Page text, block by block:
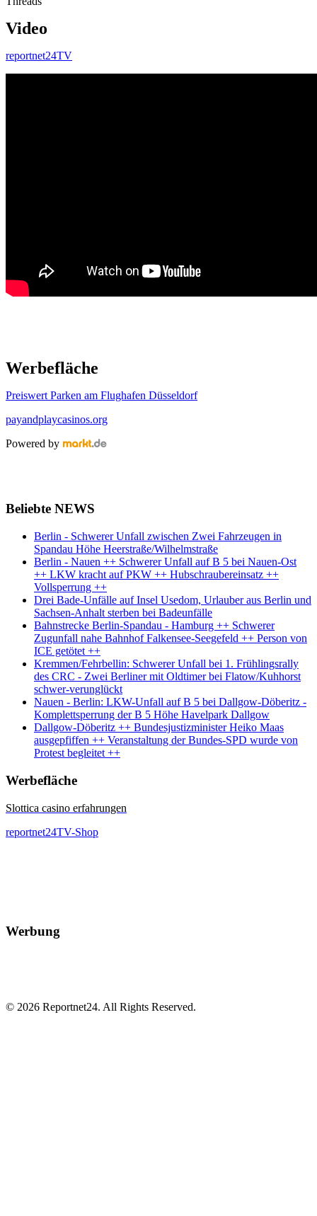
Video
reportnet24TV
Werbefläche
Preiswert Parken am Flughafen Düsseldorf
payandplaycasinos.org
Powered by
Beliebte NEWS
Berlin - Schwerer Unfall zwischen Zwei Fahrzeugen in
Spandau Höhe Heerstraße/Wilhelmstraße
Berlin - Nauen ++ Schwerer Unfall auf B 5 bei Nauen-Ost
++ LKW kracht auf PKW ++ Hubschraubereinsatz ++
Vollsperrung ++
Drei Bade-Unfälle auf Insel Usedom, Urlauber aus Berlin und
Sachsen-Anhalt sterben bei Badeunfälle
Bahnstrecke Berlin-Spandau - Hamburg ++ Schwerer
Zugunfall nahe Bahnhof Falkensee-Seegefeld ++ Person von
ICE getötet ++
Kremmen/Fehrbellin: Schwerer Unfall bei 1. Frühlingsrally
des CRC - Zwei Berliner mit Oldtimer bei Flatow/Kuhhorst
schwer-verunglückt
Nauen - Berlin: LKW-Unfall auf B 5 bei Dallgow-Döberitz -
Komplettsperrung der B 5 Höhe Havelpark Dallgow
Dallgow-Döberitz ++ Bundesjustizminister Heiko Maas
ausgepfiffen ++ Veranstaltung der Bundes-SPD wurde von
Protest begleitet ++
Werbefläche
Slottica casino erfahrungen
reportnet24TV-Shop
Werbung
© 2026 Reportnet24. All Rights Reserved.